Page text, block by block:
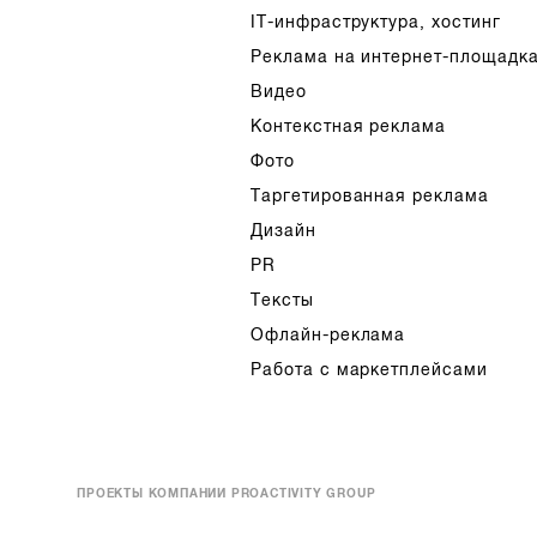
IT-инфраструктура, хостинг
Реклама на интернет-
Видео
Контекстная реклама
Фото
Таргетированная реклама
Дизайн
PR
Тексты
Офлайн-реклама
Работа с маркетплейсами
ПРОЕКТЫ КОМПАНИИ PROACTIVITY GROUP